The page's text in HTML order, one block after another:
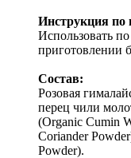
Инструкция по
Использовать
приготовлении
Состав:
Розовая
перец чили
(Organic Cumin
Coriander
Powder).